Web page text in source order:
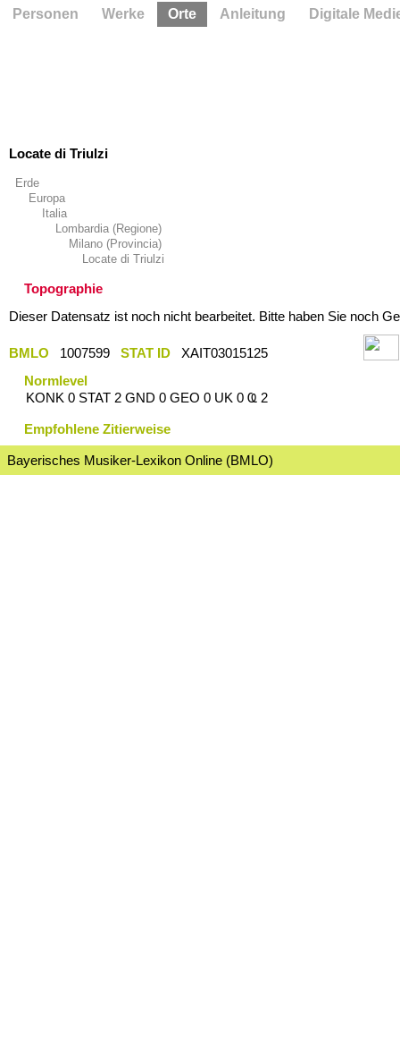
Locate di Triulzi
Erde
Europa
Italia
Lombardia (Regione)
Milano (Provincia)
Locate di Triulzi
Topographie
Dieser Datensatz ist noch nicht bearbeitet. Bitte haben Sie noch
BMLO 1007599 STAT ID
XAIT03015125
Normlevel
KONK 0 STAT 2 GND 0 GEO 0 UK 0 Ҩ 2
Empfohlene Zitierweise
Bayerisches Musiker-Lexikon Online (BMLO)
Personen Werke Orte Anleitung Digitale